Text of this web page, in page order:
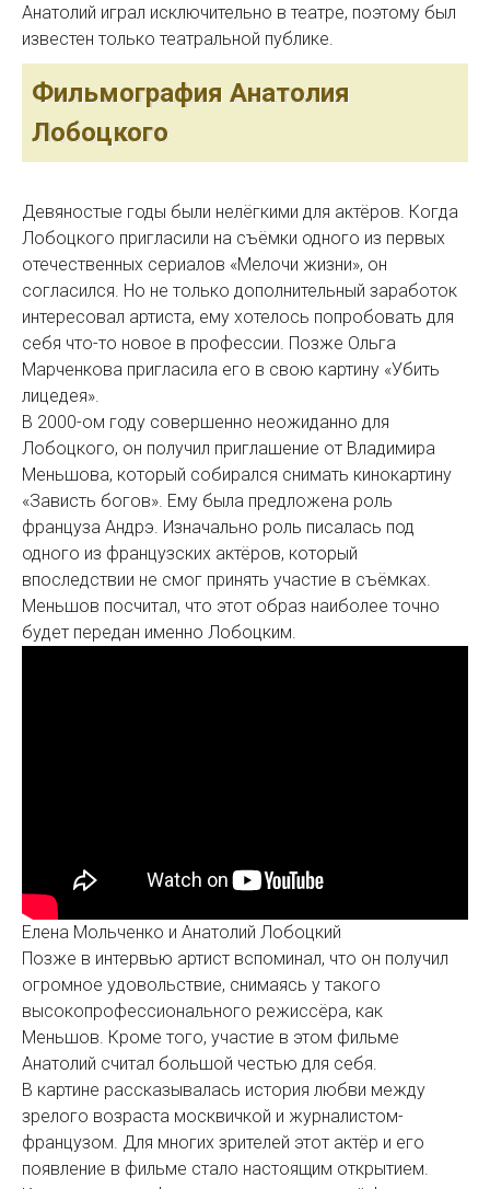
Анатолий играл исключительно в театре, поэтому был
известен только театральной публике.
Фильмография Анатолия
Лобоцкого
Девяностые годы были нелёгкими для актёров. Когда
Лобоцкого пригласили на съёмки одного из первых
отечественных сериалов «Мелочи жизни», он
согласился. Но не только дополнительный заработок
интересовал артиста, ему хотелось попробовать для
себя что-то новое в профессии. Позже Ольга
Марченкова пригласила его в свою картину «Убить
лицедея».
В 2000-ом году совершенно неожиданно для
Лобоцкого, он получил приглашение от Владимира
Меньшова, который собирался снимать кинокартину
«Зависть богов». Ему была предложена роль
француза Андрэ. Изначально роль писалась под
одного из французских актёров, который
впоследствии не смог принять участие в съёмках.
Меньшов посчитал, что этот образ наиболее точно
будет передан именно Лобоцким.
Елена Мольченко и Анатолий Лобоцкий
Позже в интервью артист вспоминал, что он получил
огромное удовольствие, снимаясь у такого
высокопрофессионального режиссёра, как
Меньшов. Кроме того, участие в этом фильме
Анатолий считал большой честью для себя.
В картине рассказывалась история любви между
зрелого возраста москвичкой и журналистом-
французом. Для многих зрителей этот актёр и его
появление в фильме стало настоящим открытием.